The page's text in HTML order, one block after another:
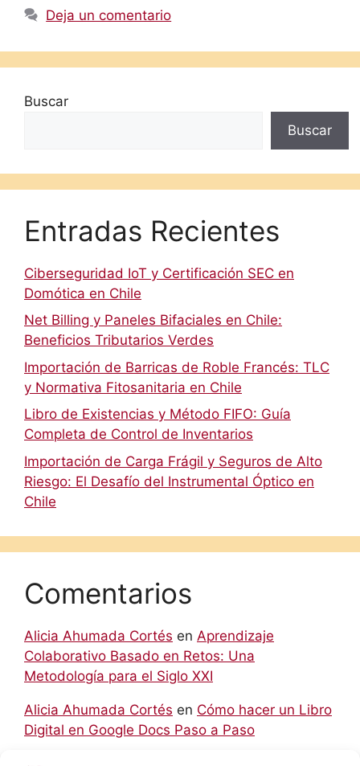
Deja un comentario
Buscar
Buscar
Entradas Recientes
Ciberseguridad IoT y Certificación SEC en
Domótica en Chile
Net Billing y Paneles Bifaciales en Chile:
Beneficios Tributarios Verdes
Importación de Barricas de Roble Francés: TLC
y Normativa Fitosanitaria en Chile
Libro de Existencias y Método FIFO: Guía
Completa de Control de Inventarios
Importación de Carga Frágil y Seguros de Alto
Riesgo: El Desafío del Instrumental Óptico en
Chile
Comentarios
Alicia Ahumada Cortés en Aprendizaje
Colaborativo Basado en Retos: Una
Metodología para el Siglo XXI
Alicia Ahumada Cortés en Cómo hacer un Libro
Digital en Google Docs Paso a Paso